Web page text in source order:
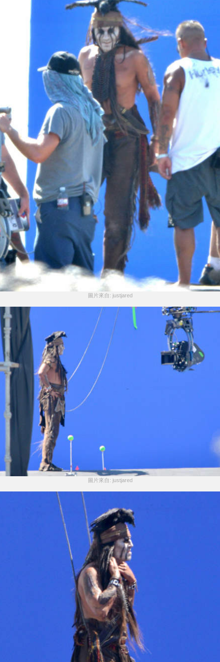
圖片來自: justjared
圖片來自: justjared